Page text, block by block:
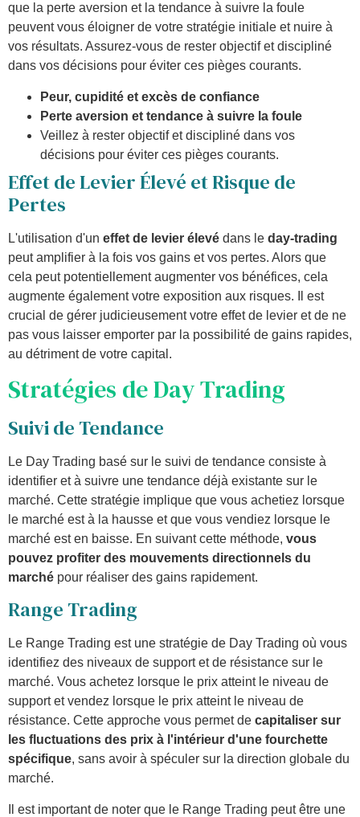
que la perte aversion et la tendance à suivre la foule
peuvent vous éloigner de votre stratégie initiale et nuire à
vos résultats. Assurez-vous de rester objectif et discipliné
dans vos décisions pour éviter ces pièges courants.
Peur, cupidité et excès de confiance
Perte aversion et tendance à suivre la foule
Veillez à rester objectif et discipliné dans vos
décisions pour éviter ces pièges courants.
Effet de Levier Élevé et Risque de
Pertes
L'utilisation d'un effet de levier élevé dans le day-trading
peut amplifier à la fois vos gains et vos pertes. Alors que
cela peut potentiellement augmenter vos bénéfices, cela
augmente également votre exposition aux risques. Il est
crucial de gérer judicieusement votre effet de levier et de ne
pas vous laisser emporter par la possibilité de gains rapides,
au détriment de votre capital.
Stratégies de Day Trading
Suivi de Tendance
Le Day Trading basé sur le suivi de tendance consiste à
identifier et à suivre une tendance déjà existante sur le
marché. Cette stratégie implique que vous achetiez lorsque
le marché est à la hausse et que vous vendiez lorsque le
marché est en baisse. En suivant cette méthode, vous
pouvez profiter des mouvements directionnels du
marché pour réaliser des gains rapidement.
Range Trading
Le Range Trading est une stratégie de Day Trading où vous
identifiez des niveaux de support et de résistance sur le
marché. Vous achetez lorsque le prix atteint le niveau de
support et vendez lorsque le prix atteint le niveau de
résistance. Cette approche vous permet de capitaliser sur
les fluctuations des prix à l'intérieur d'une fourchette
spécifique, sans avoir à spéculer sur la direction globale du
marché.
Il est important de noter que le Range Trading peut être une